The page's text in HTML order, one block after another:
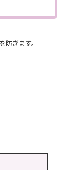
防ぎます。